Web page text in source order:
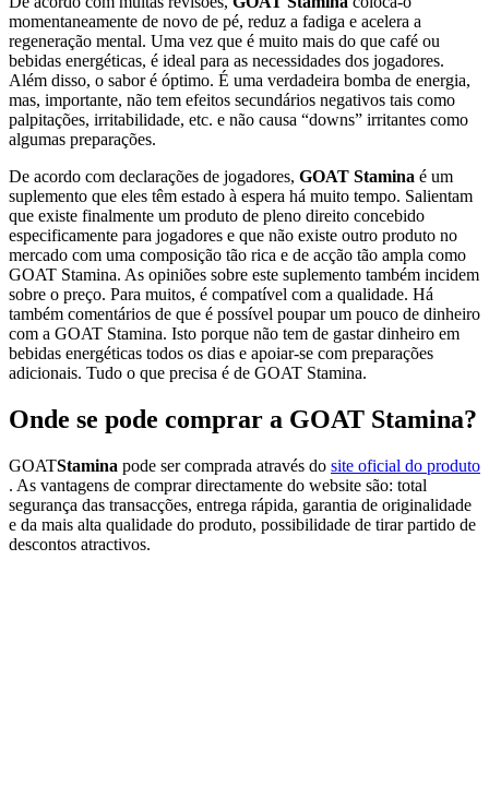
momentaneamente de novo de pé, reduz a fadiga e acelera a
regeneração mental. Uma vez que é muito mais do que café ou
bebidas energéticas, é ideal para as necessidades dos jogadores.
Além disso, o sabor é óptimo. É uma verdadeira bomba de energia,
mas, importante, não tem efeitos secundários negativos tais como
palpitações, irritabilidade, etc. e não causa “downs” irritantes como
algumas preparações.
De acordo com declarações de jogadores, GOAT Stamina é um
suplemento que eles têm estado à espera há muito tempo. Salientam
que existe finalmente um produto de pleno direito concebido
especificamente para jogadores e que não existe outro produto no
mercado com uma composição tão rica e de acção tão ampla como
GOAT Stamina. As opiniões sobre este suplemento também incidem
sobre o preço. Para muitos, é compatível com a qualidade. Há
também comentários de que é possível poupar um pouco de dinheiro
com a GOAT Stamina. Isto porque não tem de gastar dinheiro em
bebidas energéticas todos os dias e apoiar-se com preparações
adicionais. Tudo o que precisa é de GOAT Stamina.
Onde se pode comprar a GOAT Stamina?
GOATStamina pode ser comprada através do site oficial do produto
. As vantagens de comprar directamente do website são: total
segurança das transacções, entrega rápida, garantia de originalidade
e da mais alta qualidade do produto, possibilidade de tirar partido de
descontos atractivos.